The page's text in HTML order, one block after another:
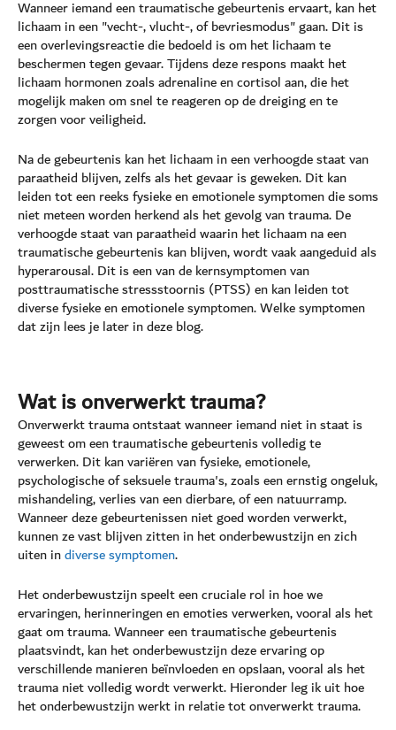
Wanneer iemand een traumatische gebeurtenis ervaart, kan het
lichaam in een "vecht-, vlucht-, of bevriesmodus" gaan. Dit is
een overlevingsreactie die bedoeld is om het lichaam te
beschermen tegen gevaar. Tijdens deze respons maakt het
lichaam hormonen zoals adrenaline en cortisol aan, die het
mogelijk maken om snel te reageren op de dreiging en te
zorgen voor veiligheid.
Na de gebeurtenis kan het lichaam in een verhoogde staat van
paraatheid blijven, zelfs als het gevaar is geweken. Dit kan
leiden tot een reeks fysieke en emotionele symptomen die soms
niet meteen worden herkend als het gevolg van trauma. De
verhoogde staat van paraatheid waarin het lichaam na een
traumatische gebeurtenis kan blijven, wordt vaak aangeduid als
hyperarousal. Dit is een van de kernsymptomen van
posttraumatische stressstoornis (PTSS) en kan leiden tot
diverse fysieke en emotionele symptomen. Welke symptomen
dat zijn lees je later in deze blog.
Wat is onverwerkt trauma?
Onverwerkt trauma ontstaat wanneer iemand niet in staat is
geweest om een traumatische gebeurtenis volledig te
verwerken. Dit kan variëren van fysieke, emotionele,
psychologische of seksuele trauma's, zoals een ernstig ongeluk,
mishandeling, verlies van een dierbare, of een natuurramp.
Wanneer deze gebeurtenissen niet goed worden verwerkt,
kunnen ze vast blijven zitten in het onderbewustzijn en zich
uiten indiverse symptomen.
Het onderbewustzijn speelt een cruciale rol in hoe we
ervaringen, herinneringen en emoties verwerken, vooral als het
gaat om trauma. Wanneer een traumatische gebeurtenis
plaatsvindt, kan het onderbewustzijn deze ervaring op
verschillende manieren beïnvloeden en opslaan, vooral als het
trauma niet volledig wordt verwerkt. Hieronder leg ik uit hoe
het onderbewustzijn werkt in relatie tot onverwerkt trauma.